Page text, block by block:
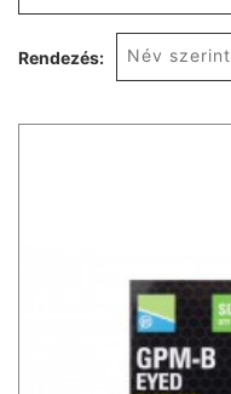
Rendezés: Név szerint